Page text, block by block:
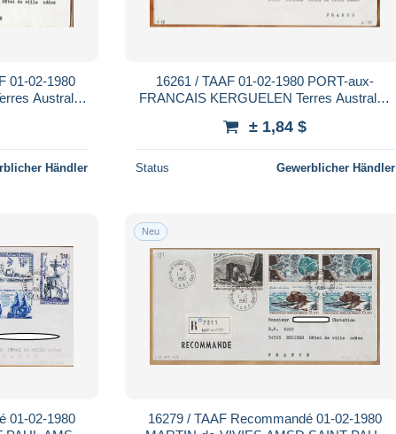
01-02-1980
Australes
Händler
16261 / TAAF 01-02-1980 PORT-aux-
FRANCAIS KERGUELEN Terres Australes
± 1,84 $
Status Gewerblicher Händler
01-02-1980
Neu
16279 / TAAF Recommandé 01-02-1980